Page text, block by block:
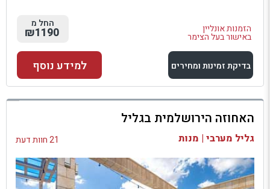
הזמנות אונליין
באישור בעל הצימר
החל מ
₪1190
בדיקת זמינות ומחירים
למתחם זה
בדיקת זמינות ומחירים
למידע נוסף
האחוזה הירושלמית בגליל
גליל מערבי | מנות 21 חוות דעת